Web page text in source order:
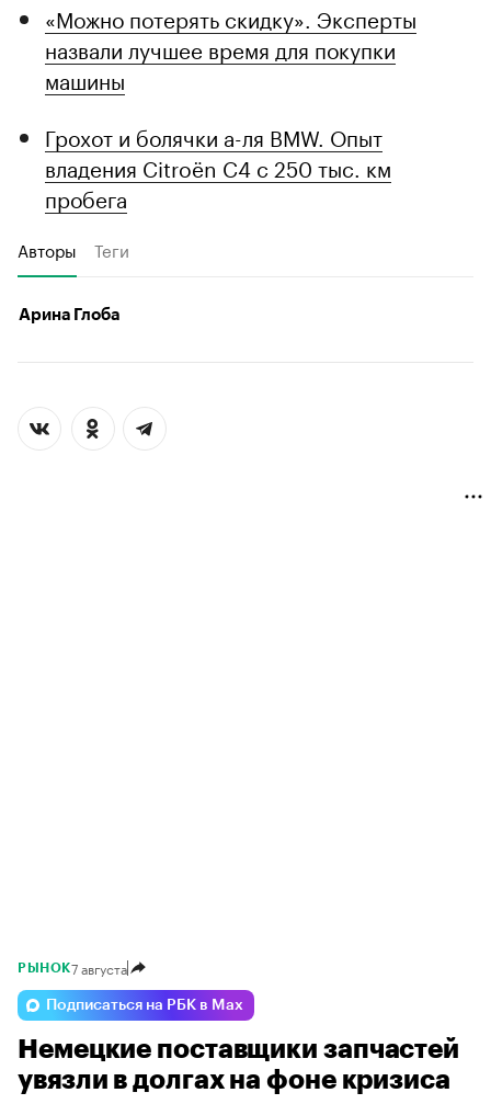
«Можно потерять скидку». Эксперты
назвали лучшее время для покупки
машины
Грохот и болячки а-ля BMW. Опыт
владения Citroёn C4 с 250 тыс. км
пробега
Авторы Теги
Арина Глоба
РЫНОК7 августа
Подписаться на РБК в Max
Немецкие поставщики запчастей
увязли в долгах на фоне кризиса